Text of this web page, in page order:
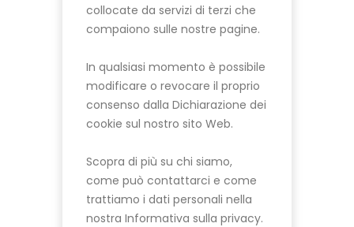
collocate da servizi di terzi che
compaiono sulle nostre pagine.
In qualsiasi momento è possibile
modificare o revocare il proprio
consenso dalla Dichiarazione dei
cookie sul nostro sito Web.
Scopra di più su chi siamo,
come può contattarci e come
trattiamo i dati personali nella
nostra Informativa sulla privacy.